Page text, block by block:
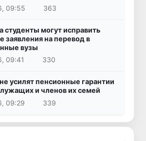
09:55
363
студенты могут исправить
заявления на перевод в
вузы
09:41
330
усилят пенсионные гарантии
и членов их семей
09:29
339